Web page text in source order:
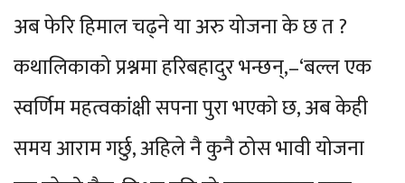
अब फेरि हिमाल चढ्ने या अरु योजना के छ त ?
कथालिकाको प्रश्नमा हरिबहादुर भन्छन्,–‘बल्ल एक
स्वर्णिम महत्वकांक्षी सपना पुरा भएको छ, अब केही
समय आराम गर्छु, अहिले नै कुनै ठोस भावी योजना